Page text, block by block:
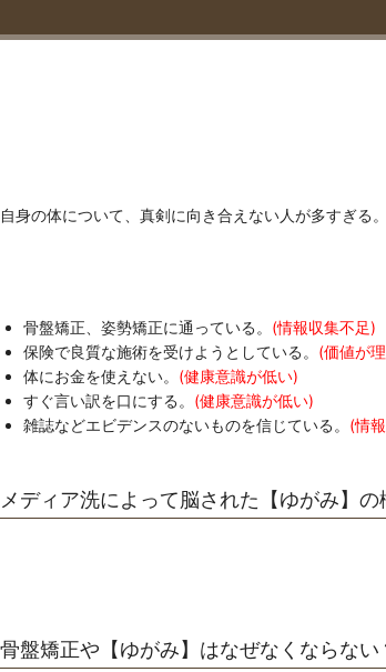
自身の体について、真剣に向き合えない人が多すぎる
骨盤矯正、姿勢矯正に通っている。 (情報収集不足)
保険で良質な施術を受けようとしている。 (価値が
体にお金を使えない。 (健康意識が低い)
すぐ言い訳を口にする。 (健康意識が低い)
雑誌などエビデンスのないものを信じている。 (情
メディア洗によって脳された【ゆがみ】の
骨盤矯正や【ゆがみ】はなぜなくならない